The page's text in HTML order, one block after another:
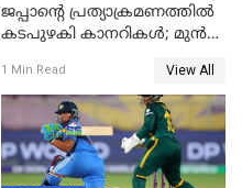
ജപ്പാന്റെ പ്രത്യാക്രമണത്തിൽ
കടപുഴകി കാനറികൾ; മുൻ
ജപ്പാന്റെ ആദ്യ ജയം
1 Min Read View All